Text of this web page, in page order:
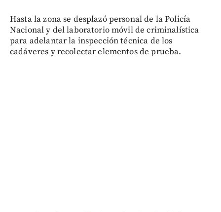
Hasta la zona se desplazó personal de la Policía
Nacional y del laboratorio móvil de criminalística
para adelantar la inspección técnica de los
cadáveres y recolectar elementos de prueba.